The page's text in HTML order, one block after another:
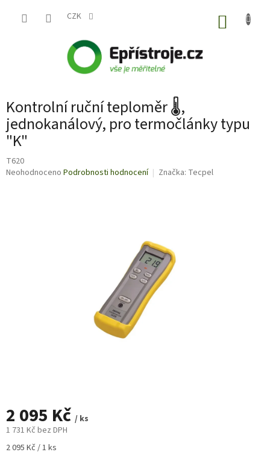
CZK
Kontrolní ruční teploměr 🌡,
jednokanálový, pro termočlánky typu
"K"
T620
Průměrné
Neohodnoceno Podrobnosti hodnocení Značka: Tecpel
2 095 Kč / ks
1 731 Kč bez DPH
Měrná
2 095 Kč / 1 ks